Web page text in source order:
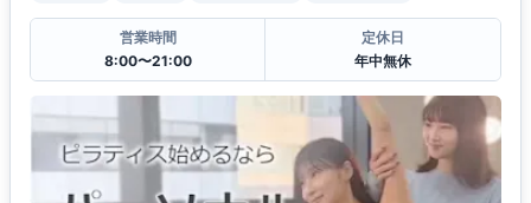
営業時間
8:00〜21:00
定休日
年中無休